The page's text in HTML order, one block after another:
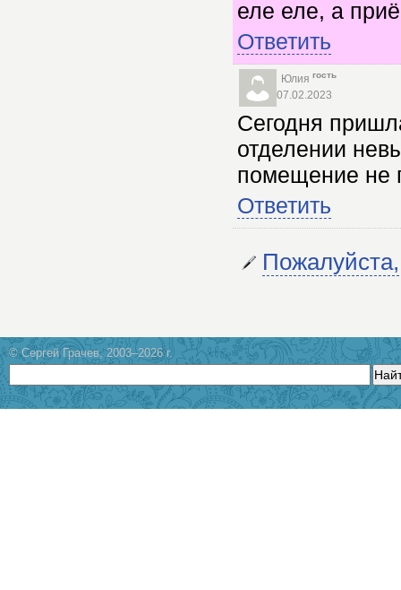
еле еле, а
Ответить
Юлия гость
07.02.2023
Сегодня
отделении
помещение не
Ответить
© Сергей Грачев, 2003–2026 г.